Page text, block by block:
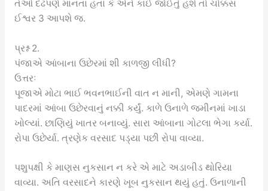
તેઓ દઢપણે માનતા હતા કે એને કાંઈ જોઈતું હશે તો ચોક્કસ
ઈશ્વર 3 આપશે જ.
પ્રશ્ન 2.
પંજાએ આંબાના ઉછેરમાં શી કાળજી લીધી?
ઉત્તરઃ
પૂજાએ મોટા ભાઈ ભવનભાઈની વાત ન માની, એમણે ગામના
પાદરમાં આંબા ઉછેરવાનું નક્કી કર્યું. કાળે ઉનાળે જમીનમાં ખાડા
ખોલ્યાં. છાણિયું ખાતર બનાવ્યું. સારા આંબાના ગોટલા ભેગા કર્યા.
રોપા ઉછેર્યા. ત્રણેક વરસાદ પડ્યા પછી રોપા વાવ્યા.
પશુપક્ષી કે માણસ નુકસાન ન કરે એ માટે અડાબીડ થોરિયા
વાવ્યા. અતિ વરસાદને કારણે ખૂબ નુકસાન થયું હતું. ઉનાળાની